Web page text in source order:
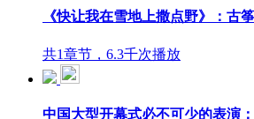
《快让我在雪地上撒点野》：古
共1章节，6.3千次播放
中国大型开幕式必不可少的表演